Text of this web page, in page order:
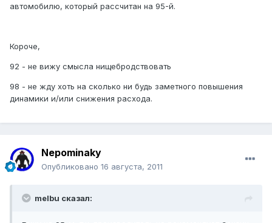
автомобилю, который рассчитан на 95-й.
Короче,
92 - не вижу смысла нищебродствовать
98 - не жду хоть на сколько ни будь заметного повышения
динамики и/или снижения расхода.
Nepominaky
Опубликовано 16 августа, 2011
melbu сказал: